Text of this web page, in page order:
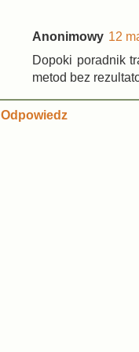
Anonimowy 12
Dopoki poradnik
metod bez
Odpowiedz